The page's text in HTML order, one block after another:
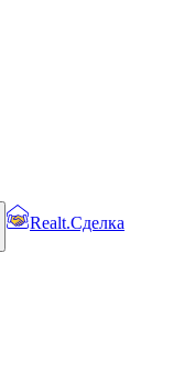
Realt.Сделка